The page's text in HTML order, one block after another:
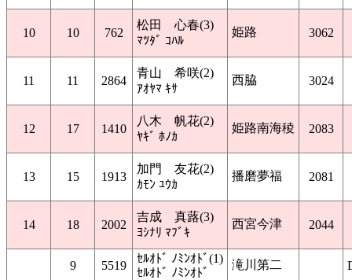
10 10 762
松田 心春(3)
ﾏﾂﾀﾞ ｺﾊﾙ
姫路 3062
11 11 2864
青山 希咲(2)
ｱｵﾔﾏ ｷｻ
西脇 3024
12 17 1410
八木 帆花(2)
ﾔｷﾞ ﾎﾉｶ
姫路南海稜 2083
13 15 1913
加門 友花(2)
ｶﾓﾝ ﾕｳｶ
播磨夢福 2081
14 18 2002
吉成 真蕗(3)
ﾖｼﾅﾘ ﾏﾌﾞｷ
西宮今津 2044
9 5519
ｾﾙｵﾄﾞ ﾉﾐﾝｵﾄﾞ(1)
ｾﾙｵﾄﾞ ﾉﾐﾝｵﾄﾞ
滝川第二